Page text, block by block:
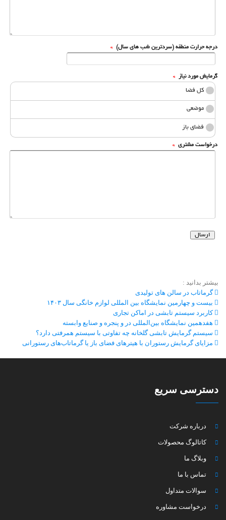
بیشتر بدانید :
گرماتاب در سالن های تولیدی
بیست و چهارمین نمایشگاه بین المللی لوازم خانگی سال ۱۴۰۳
کاربرد سیستم تابشی در اماکن تجاری
هفدهمین نمایشگاه بین‌المللی در و پنجره و صنایع وابسته
سیستم گرمایش تابشی گلخانه چه تفاوتی با سیستم همرفتی دارد؟
مزایای گرمایش رستوران با هیترهای فضای باز یا گرماتاب‌های رستورانی
دسترسی سریع
درباره شرکت
کاتالوگ محصولات
وبلاگ ما
تماس با ما
سوالات متداول
درخواست مشاوره